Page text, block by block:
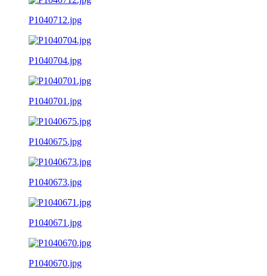
P1040712.jpg
P1040704.jpg
P1040701.jpg
P1040675.jpg
P1040673.jpg
P1040671.jpg
P1040670.jpg